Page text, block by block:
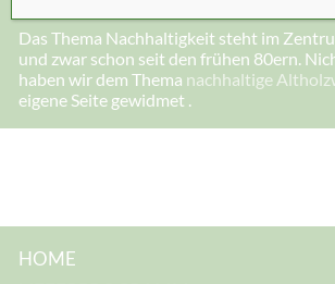
Das Thema Nachhaltigkeit steht im
und zwar schon seit den frühen 80ern.
haben wir dem Thema nachhaltige
eigene Seite gewidmet .
HOME